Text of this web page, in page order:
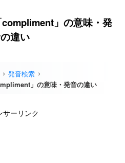
compliment」の意味・発
違い
発音検索
」の意味・発音の違い
サーリンク